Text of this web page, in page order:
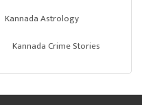
Kannada Astrology
Kannada Crime Stories